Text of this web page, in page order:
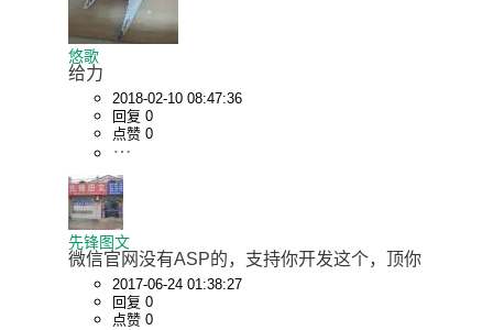
悠歌
给力
2018-02-10 08:47:36
回复 0
点赞 0
先锋图文
微信官网没有ASP的，支持你开发这个，顶你
2017-06-24 01:38:27
回复 0
点赞 0